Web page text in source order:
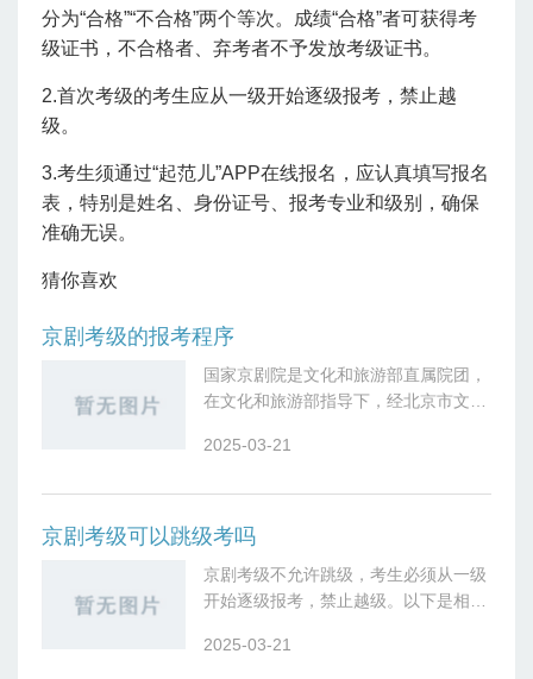
分为“合格”“不合格”两个等次。成绩“合格”者可获得考
级证书，不合格者、弃考者不予发放考级证书。
2.首次考级的考生应从一级开始逐级报考，禁止越
级。
3.考生须通过“起范儿”APP在线报名，应认真填写报名
表，特别是姓名、身份证号、报考专业和级别，确保
准确无误。
猜你喜欢
京剧考级的报考程序
国家京剧院是文化和旅游部直属院团，
在文化和旅游部指导下，经北京市文化
水平考级工作。国家京剧院考级工作坚
2025-03-21
京剧考级可以跳级考吗
京剧考级‌不允许跳级‌，考生必须从一级
开始逐级报考，禁止越级。以下是相关
据国家京剧院和南京市京剧团的考级规
2025-03-21